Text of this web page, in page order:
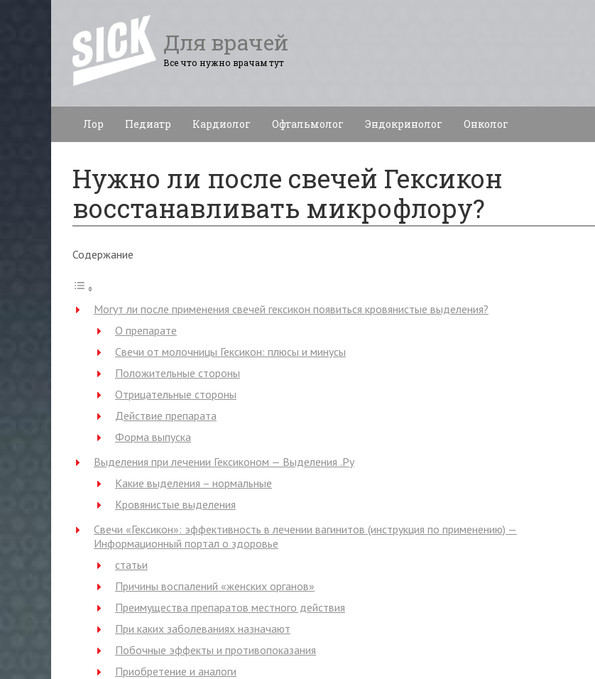
Для врачей
Все что нужно врачам тут
Лор Педиатр Кардиолог Офтальмолог Эндокринолог Онколог
Нужно ли после свечей Гексикон
восстанавливать микрофлору?
Содержание
Могут ли после применения свечей гексикон появиться кровянистые выделения?
О препарате
Свечи от молочницы Гексикон: плюсы и минусы
Положительные стороны
Отрицательные стороны
Действие препарата
Форма выпуска
Выделения при лечении Гексиконом — Выделения .Ру
Какие выделения – нормальные
Кровянистые выделения
Свечи «Гексикон»: эффективность в лечении вагинитов (инструкция по применению) —
Информационный портал о здоровье
статьи
Причины воспалений «женских органов»
Преимущества препаратов местного действия
При каких заболеваниях назначают
Побочные эффекты и противопоказания
Приобретение и аналоги